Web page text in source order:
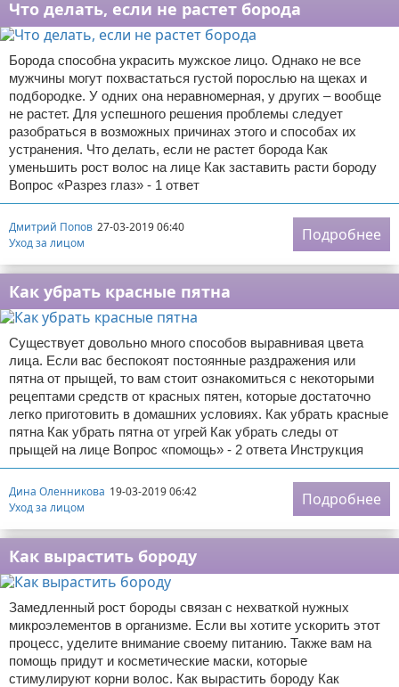
Что делать, если не растет борода
Борода способна украсить мужское лицо. Однако не все
мужчины могут похвастаться густой порослью на щеках и
подбородке. У одних она неравномерная, у других – вообще
не растет. Для успешного решения проблемы следует
разобраться в возможных причинах этого и способах их
устранения. Что делать, если не растет борода Как
уменьшить рост волос на лице Как заставить расти бороду
Вопрос «Разрез глаз» - 1 ответ
Дмитрий Попов 27-03-2019 06:40
Уход за лицом
Подробнее
Как убрать красные пятна
Существует довольно много способов выравнивая цвета
лица. Если вас беспокоят постоянные раздражения или
пятна от прыщей, то вам стоит ознакомиться с некоторыми
рецептами средств от красных пятен, которые достаточно
легко приготовить в домашних условиях. Как убрать красные
пятна Как убрать пятна от угрей Как убрать следы от
прыщей на лице Вопрос «помощь» - 2 ответа Инструкция
Дина Оленникова 19-03-2019 06:42
Уход за лицом
Подробнее
Как вырастить бороду
Замедленный рост бороды связан с нехваткой нужных
микроэлементов в организме. Если вы хотите ускорить этот
процесс, уделите внимание своему питанию. Также вам на
помощь придут и косметические маски, которые
стимулируют корни волос. Как вырастить бороду Как